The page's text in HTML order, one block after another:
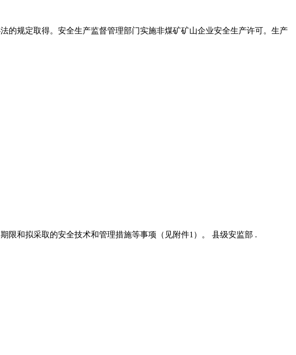
的规定取得。安全生产监督管理部门实施非煤矿矿山企业安全生产许可。生产
限和拟采取的安全技术和管理措施等事项（见附件1）。 县级安监部 .